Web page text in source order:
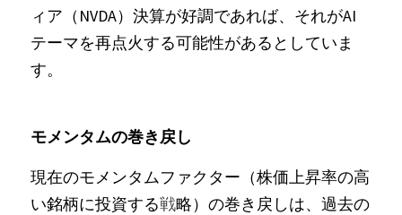
ィア（NVDA）決算が好調であれば、それがAI
テーマを再点火する可能性があるとしていま
す。
モメンタムの巻き戻し
現在のモメンタムファクター（株価上昇率の高
い銘柄に投資する戦略）の巻き戻しは、過去の